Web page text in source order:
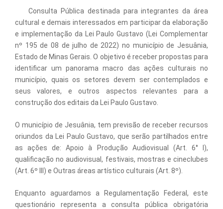
Consulta Pública destinada para integrantes da área
cultural e demais interessados em participar da elaboração
e implementação da Lei Paulo Gustavo (Lei Complementar
nº 195 de 08 de julho de 2022) no município de Jesuânia,
Estado de Minas Gerais. O objetivo é receber propostas para
identificar um panorama macro das ações culturais no
município, quais os setores devem ser contemplados e
seus valores, e outros aspectos relevantes para a
construção dos editais da Lei Paulo Gustavo.
O município de Jesuânia, tem previsão de receber recursos
oriundos da Lei Paulo Gustavo, que serão partilhados entre
as ações de: Apoio à Produção Audiovisual (Art. 6° I),
qualificação no audiovisual, festivais, mostras e cineclubes
(Art. 6º III) e Outras áreas artístico culturais (Art. 8º).
Enquanto aguardamos a Regulamentação Federal, este
questionário representa a consulta pública obrigatória